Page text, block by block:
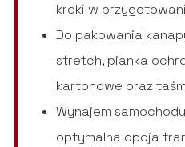
kroki w
Do pakowania
stretch, pianka
kartonowe oraz
Wynajem
optymalna opcja